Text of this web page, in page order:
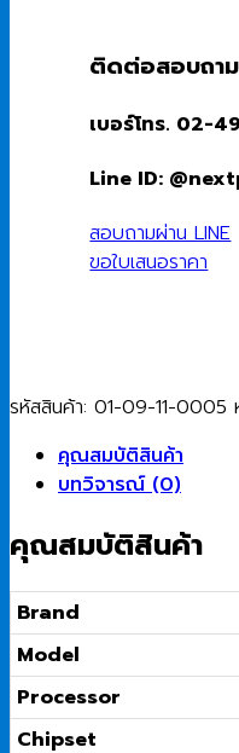
OEC2425I5002
11
Home
ชิ้น
ติดต่อสอบถา
เบอร์โทร. 02-
Line ID:
สอบถามผ่าน LINE
ขอใบเสนอราคา
รหัสสินค้า: 01-09-11-0005
คุณสมบัติสินค้า
บทวิจารณ์ (0)
คุณสมบัติสินค้า
Brand
Model
Processor
Chipset